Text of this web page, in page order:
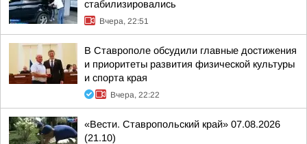
стабилизировались
Вчера, 22:51
В Ставрополе обсудили главные достижения
и приоритеты развития физической культуры
и спорта края
Вчера, 22:22
«Вести. Ставропольский край» 07.08.2026
(21.10)